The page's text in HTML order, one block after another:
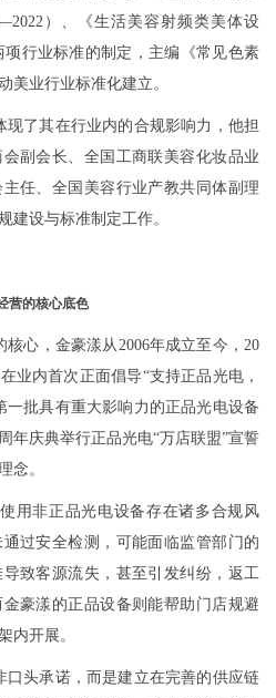
）、《生活美容射频类美体设
行业标准的制定，主编《常见色素
美业行业标准化建立。
现了其在行业内的合规影响力，他担
副会长、全国工商联美容化妆品业
任、全国美容行业产教共同体副理
建设与标准制定工作。
营的核心底色
核心，金豪漾从2006年成立至今，20
业内首次正面倡导“支持正品光电，
一批具有重大影响力的正品光电设备
年庆典举行正品光电“万店联盟”宣誓
念。
用非正品光电设备存在诸多合规风
过安全检测，可能面临监管部门的
致客源流失，甚至引发纠纷，返工
豪漾的正品设备则能帮助门店规避
内开展。
口头承诺，而是建立在完善的供应链